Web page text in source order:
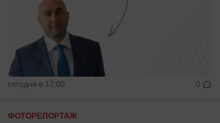
сегодня в 17:00 0
ФОТОРЕПОРТАЖ